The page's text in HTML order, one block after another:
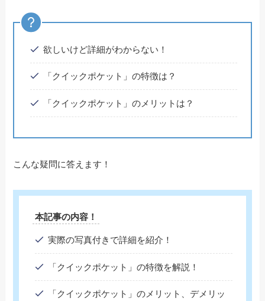
欲しいけど詳細がわからない！
「クイックポケット」の特徴は？
「クイックポケット」のメリットは？
こんな疑問に答えます！
本記事の内容！
実際の写真付きで詳細を紹介！
「クイックポケット」の特徴を解説！
「クイックポケット」のメリット、デメリッ